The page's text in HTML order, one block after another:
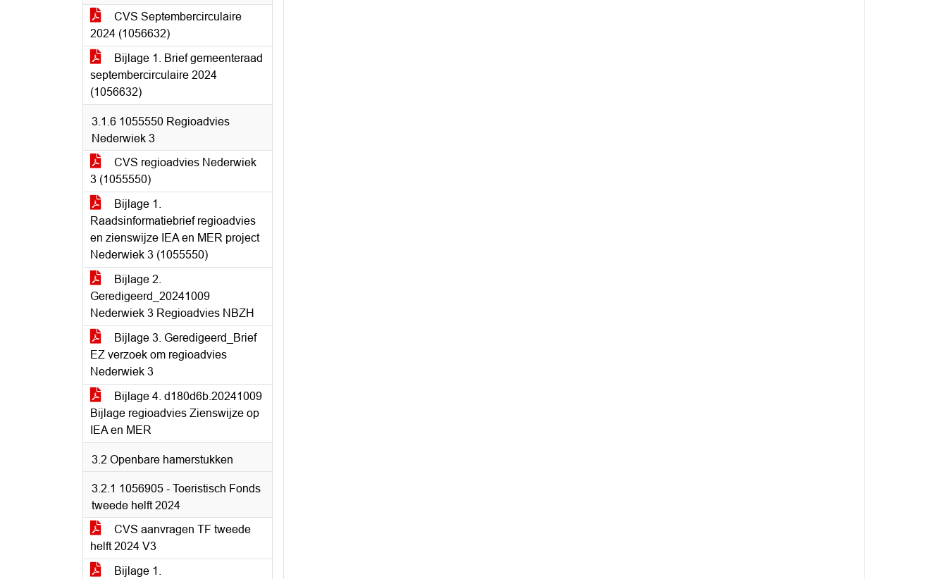
CVS Septembercirculaire
2024 (1056632)
Bijlage 1. Brief gemeenteraad
septembercirculaire 2024
(1056632)
3.1.6 1055550 Regioadvies
Nederwiek 3
CVS regioadvies Nederwiek
3 (1055550)
Bijlage 1.
Raadsinformatiebrief regioadvies
en zienswijze IEA en MER project
Nederwiek 3 (1055550)
Bijlage 2.
Geredigeerd_20241009
Nederwiek 3 Regioadvies NBZH
Bijlage 3. Geredigeerd_Brief
EZ verzoek om regioadvies
Nederwiek 3
Bijlage 4. d180d6b.20241009
Bijlage regioadvies Zienswijze op
IEA en MER
3.2 Openbare hamerstukken
3.2.1 1056905 - Toeristisch Fonds
tweede helft 2024
CVS aanvragen TF tweede
helft 2024 V3
Bijlage 1.